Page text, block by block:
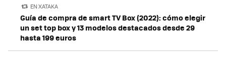
EN XATAKA
Guía de compra de smart TV Box (2022): cómo elegir
un set top box y 13 modelos destacados desde 29
hasta 199 euros